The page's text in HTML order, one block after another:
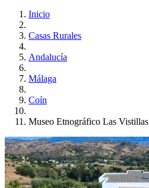
Inicio
Casas Rurales
Andalucía
Málaga
Coín
Museo Etnográfico Las Vistillas